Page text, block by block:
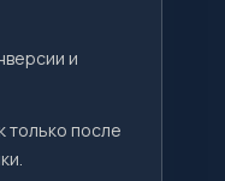
и
только после